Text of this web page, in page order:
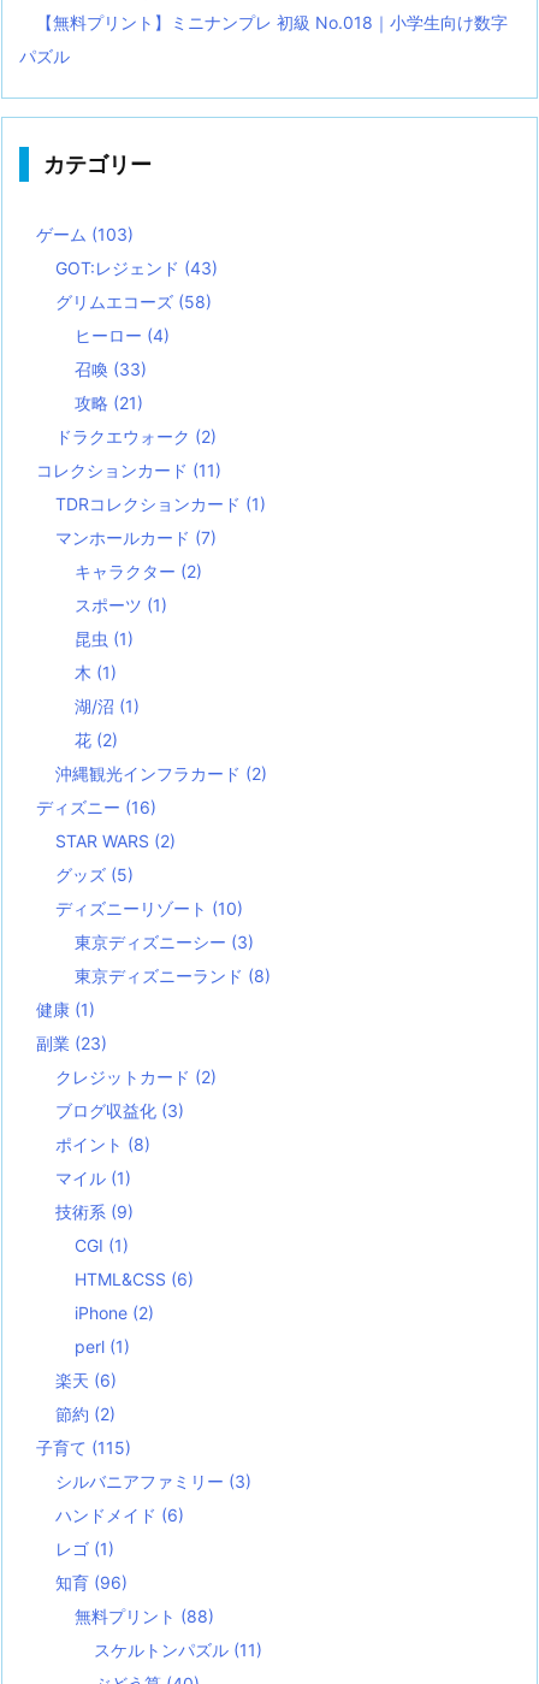
【無料プリント】ミニナンプレ 初級 No.018｜小学生向け数字
パズル
カテゴリー
ゲーム (103)
GOT:レジェンド (43)
グリムエコーズ (58)
ヒーロー (4)
召喚 (33)
攻略 (21)
ドラクエウォーク (2)
コレクションカード (11)
TDRコレクションカード (1)
マンホールカード (7)
キャラクター (2)
スポーツ (1)
昆虫 (1)
木 (1)
湖/沼 (1)
花 (2)
沖縄観光インフラカード (2)
ディズニー (16)
STAR WARS (2)
グッズ (5)
ディズニーリゾート (10)
東京ディズニーシー (3)
東京ディズニーランド (8)
健康 (1)
副業 (23)
クレジットカード (2)
ブログ収益化 (3)
ポイント (8)
マイル (1)
技術系 (9)
CGI (1)
HTML&CSS (6)
iPhone (2)
perl (1)
楽天 (6)
節約 (2)
子育て (115)
シルバニアファミリー (3)
ハンドメイド (6)
レゴ (1)
知育 (96)
無料プリント (88)
スケルトンパズル (11)